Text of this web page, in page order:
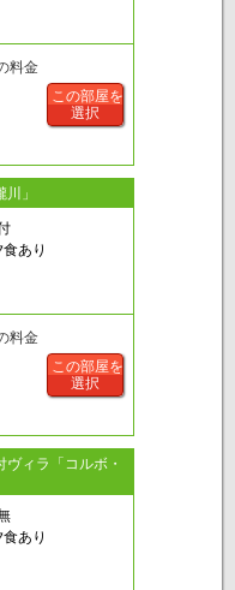
料金
この部屋を
選択
」
あり
料金
この部屋を
選択
ィラ「コルボ・
あり